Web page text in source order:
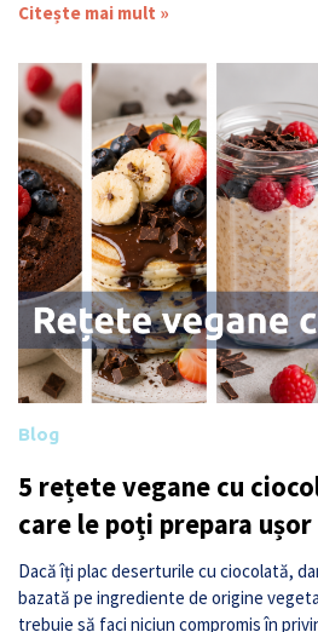
Citește mai mult »
Blog
5 rețete vegane cu
care le poți prepara ușor
Dacă îți plac deserturile cu ciocolată,
bazată pe ingrediente de origine
trebuie să faci niciun compromis în